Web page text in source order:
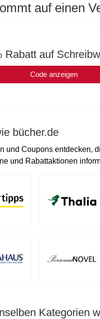
auf einen
Rabatt auf
Code anzeigen
bücher.de
und Coupons entdecken,
und Rabattaktionen
Kategorien